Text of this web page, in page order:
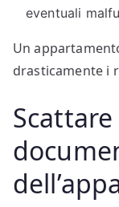
eventuali
Un
drasticamente i